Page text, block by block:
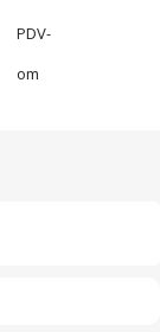
PDV-
om